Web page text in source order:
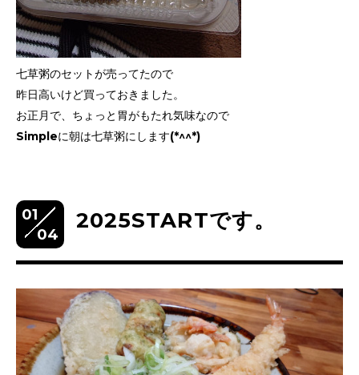
七草粥のセットが売ってたので
昨日高いけど買っておきました。
お正月で、ちょっと胃がもたれ気味なので
Simpleに朝は七草粥にします(*^^*)
01
04
2025STARTです。